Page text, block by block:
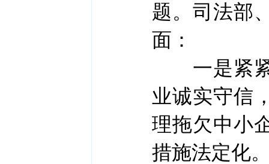
题。司法部
面：
一是紧紧
业诚实守信
理拖欠中小
措施法定化